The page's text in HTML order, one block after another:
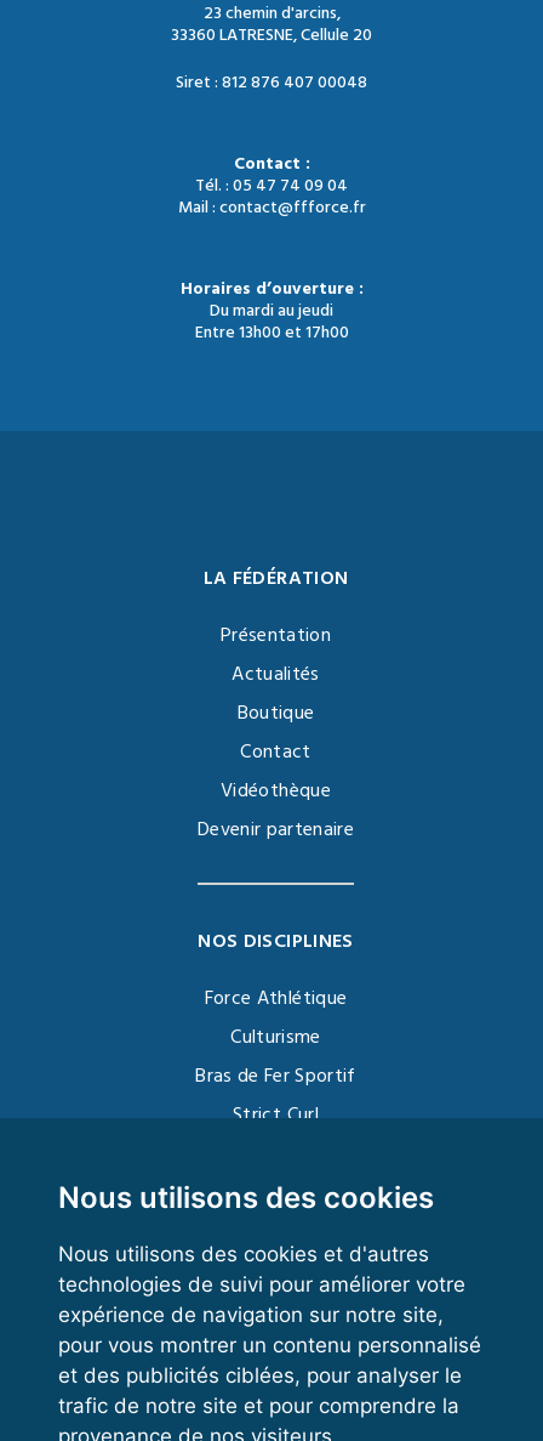
Nous utilisons des cookies
Nous utilisons des cookies et d'autres
technologies de suivi pour améliorer votre
expérience de navigation sur notre site,
pour vous montrer un contenu personnalisé
et des publicités ciblées, pour analyser le
trafic de notre site et pour comprendre la
provenance de nos visiteurs.
23 chemin d'arcins,
33360 LATRESNE, Cellule 20
Siret : 812 876 407 00048
Contact :
Tél. : 05 47 74 09 04
Mail : contact@ffforce.fr
Horaires d’ouverture :
Du mardi au jeudi
Entre 13h00 et 17h00
LA FÉDÉRATION
Présentation
Actualités
Boutique
Contact
Vidéothèque
Devenir partenaire
NOS DISCIPLINES
Force Athlétique
Culturisme
Bras de Fer Sportif
Strict Curl
Kettlebell
VOS ESPACES
Espace dirigeant
Espace licencié